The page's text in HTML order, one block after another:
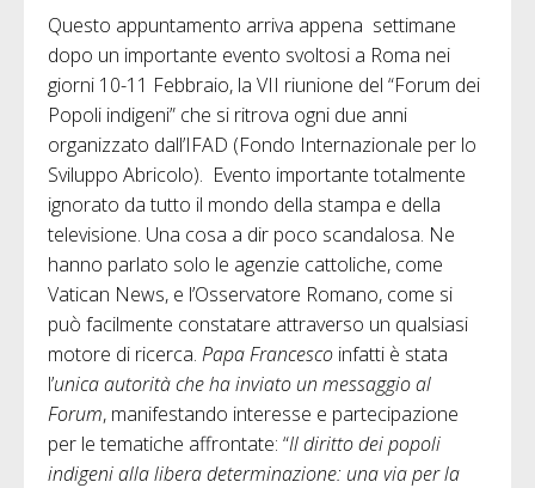
Questo appuntamento arriva appena settimane
dopo un importante evento svoltosi a Roma nei
giorni 10-11 Febbraio, la VII riunione del “Forum dei
Popoli indigeni” che si ritrova ogni due anni
organizzato dall’IFAD (Fondo Internazionale per lo
Sviluppo Abricolo). Evento importante totalmente
ignorato da tutto il mondo della stampa e della
televisione. Una cosa a dir poco scandalosa. Ne
hanno parlato solo le agenzie cattoliche, come
Vatican News, e l’Osservatore Romano, come si
può facilmente constatare attraverso un qualsiasi
motore di ricerca. Papa Francesco infatti è stata
l’unica autorità che ha inviato un messaggio al
Forum, manifestando interesse e partecipazione
per le tematiche affrontate: “Il diritto dei popoli
indigeni alla libera determinazione: una via per la